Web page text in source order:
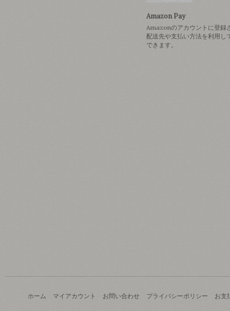
Amazon Pay
Amazonのアカウントに登録
配送先や支払い方法を利用し
できます。
ホーム マイアカウント お問い合わせ プライバシーポリシー お支